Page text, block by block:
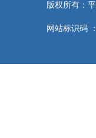
版权所有：
网站标识码